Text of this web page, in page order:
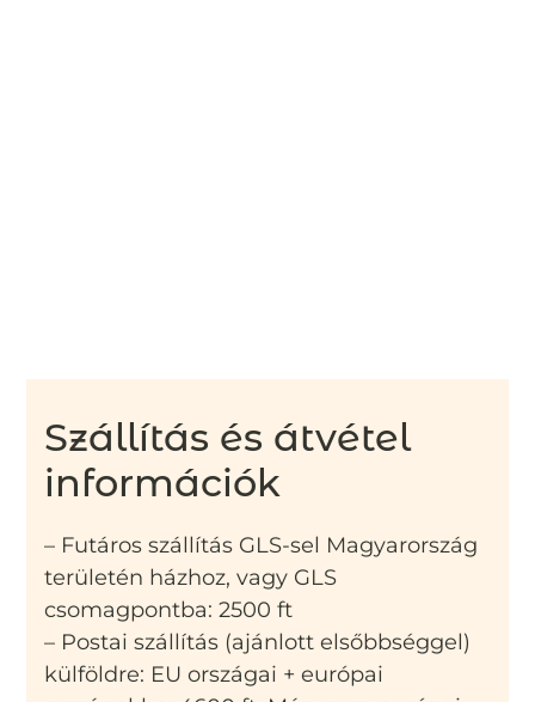
Szállítás és átvétel
információk
– Futáros szállítás GLS-sel Magyarország
területén házhoz, vagy GLS
csomagpontba: 2500 ft
– Postai szállítás (ajánlott elsőbbséggel)
külföldre: EU országai + európai